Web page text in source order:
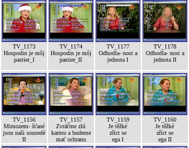
TV_1173
Hospodin je môj
pastier_I
TV_1174
Hospodin je môj
pastier_II
TV_1177
Odhodla- nost a
jednota I
TV_1178
Odhodla- nost a
jednota II
TV_1156
Mimozem- šťané
jsou naši sousedé
II
TV_1157
Zvráťme zlú
karmu a budeme
mať ochranu
TV_1159
Je těžké
zříct se
ega I
TV_1160
Je těžké
zříct se
ega II